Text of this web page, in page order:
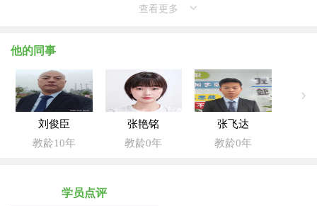
查看更多
他的同事
刘俊臣
教龄10年
张艳铭
教龄0年
张飞达
教龄0年
学员点评